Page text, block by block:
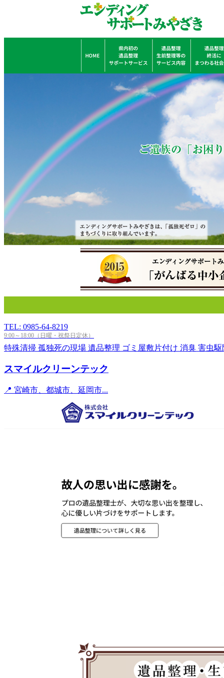
TEL: 0985-64-8219
9:00～18:00（日曜・祝祭日定休）
特殊清掃 孤独死の現場 遺品整理 ゴミ屋敷片付け 消臭 害虫駆
スマイルクリーンテック
📍 宮崎市、都城市、延岡市...